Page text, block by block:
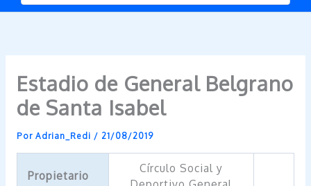
Estadio de General Belgrano
de Santa Isabel
Por Adrian_Redi / 21/08/2019
Propietario
Círculo Social y